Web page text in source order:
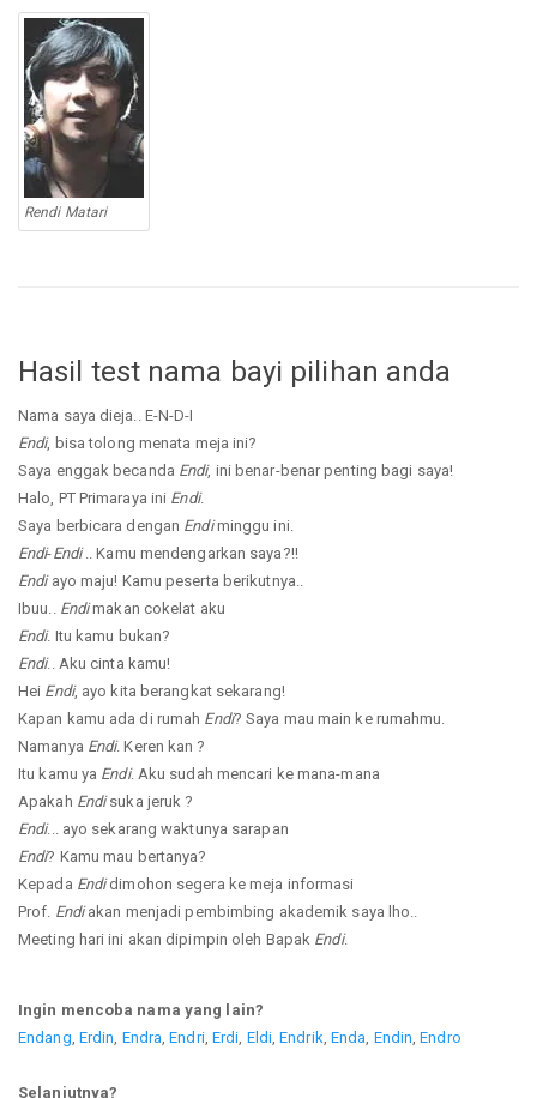
Rendi Matari
Hasil test nama bayi pilihan anda
Nama saya dieja.. E-N-D-I
Endi, bisa tolong menata meja ini?
Saya enggak becanda Endi, ini benar-benar penting bagi saya!
Halo, PT Primaraya ini Endi.
Saya berbicara dengan Endiminggu ini.
Endi-Endi.. Kamu mendengarkan saya?!!
Endiayo maju! Kamu peserta berikutnya..
Ibuu.. Endimakan cokelat aku
Endi. Itu kamu bukan?
Endi.. Aku cinta kamu!
Hei Endi, ayo kita berangkat sekarang!
Kapan kamu ada di rumah Endi? Saya mau main ke rumahmu.
Namanya Endi. Keren kan ?
Itu kamu ya Endi. Aku sudah mencari ke mana-mana
Apakah Endisuka jeruk ?
Endi... ayo sekarang waktunya sarapan
Endi? Kamu mau bertanya?
Kepada Endidimohon segera ke meja informasi
Prof. Endiakan menjadi pembimbing akademik saya lho..
Meeting hari ini akan dipimpin oleh Bapak Endi.
Ingin mencoba nama yang lain?
Endang Erdin Endra ,Endri, Erdi Eldi,Endrik Enda Endin ,Endro
Selanjutnya?